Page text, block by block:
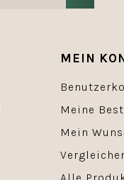
MEIN
Meine
Mein
Alle